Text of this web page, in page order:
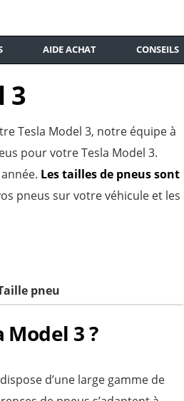
AIDE ACHAT CONSEILS
3
Tesla Model 3, notre équipe à
pour votre Tesla Model 3.
Les tailles de pneus sont
pneus sur votre véhicule et les
pneu
3 ?
dispose d’une large gamme de